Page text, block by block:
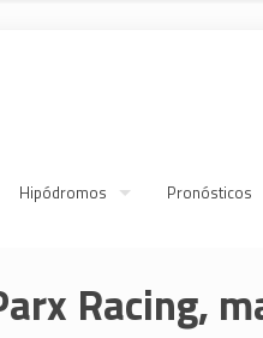
Hipódromos Pronósticos
Racing,